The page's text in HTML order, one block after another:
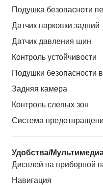
Подушка безопасноти
Датчик парковки задний
Датчик давления шин
Контроль устойчивости
Подушки безопасности
Задняя камера
Контроль слепых зон
Система
Удобства/
Дисплей на приборной
Навигация